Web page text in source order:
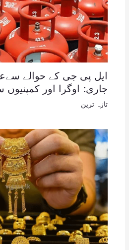
ایل پی جی کے حوالے
جاری: اوگرا اور
تازہ ترین